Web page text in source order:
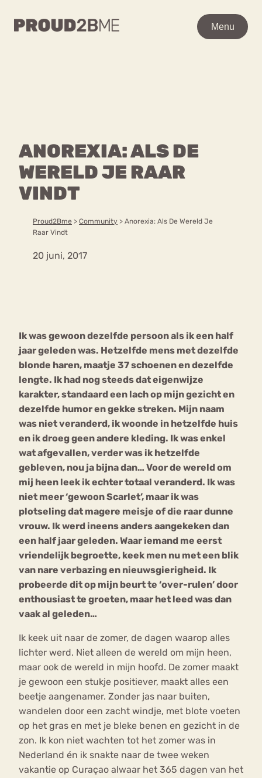
inhoud
Menu
ANOREXIA: ALS DE
WERELD JE RAAR
VINDT
Proud2Bme > Community > Anorexia: Als De Wereld Je
Raar Vindt
20 juni, 2017
Ik was gewoon dezelfde persoon als ik een half
jaar geleden was. Hetzelfde mens met dezelfde
blonde haren, maatje 37 schoenen en dezelfde
lengte. Ik had nog steeds dat eigenwijze
karakter, standaard een lach op mijn gezicht en
dezelfde humor en gekke streken. Mijn naam
was niet veranderd, ik woonde in hetzelfde huis
en ik droeg geen andere kleding. Ik was enkel
wat afgevallen, verder was ik hetzelfde
gebleven, nou ja bijna dan… Voor de wereld om
mij heen leek ik echter totaal veranderd. Ik was
niet meer ‘gewoon Scarlet’, maar ik was
plotseling dat magere meisje of die raar dunne
vrouw. Ik werd ineens anders aangekeken dan
een half jaar geleden. Waar iemand me eerst
vriendelijk begroette, keek men nu met een blik
van nare verbazing en nieuwsgierigheid. Ik
probeerde dit op mijn beurt te ‘over-rulen’ door
enthousiast te groeten, maar het leed was dan
vaak al geleden…
Ik keek uit naar de zomer, de dagen waarop alles
lichter werd. Niet alleen de wereld om mijn heen,
maar ook de wereld in mijn hoofd. De zomer maakt
je gewoon een stukje positiever, maakt alles een
beetje aangenamer. Zonder jas naar buiten,
wandelen door een zacht windje, met blote voeten
op het gras en met je bleke benen en gezicht in de
zon. Ik kon niet wachten tot het zomer was in
Nederland én ik snakte naar de twee weken
vakantie op Curaçao alwaar het 365 dagen van het
Menu
Content
Forum
WAAR BEN JE NAAR OP
Over proud2bme
Contact
Proud in de media
Vacatures
VEEL GEZOCHTE TERMEN
osa
Eetbuien Piekeren Sport
Trauma
Orthorexia
Afvallen Angst